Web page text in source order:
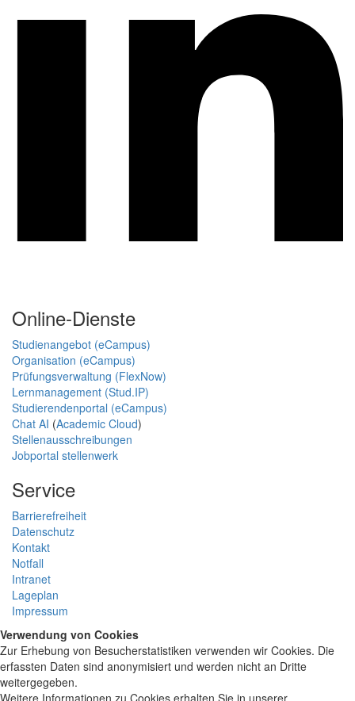
Online-Dienste
Studienangebot (eCampus)
Organisation (eCampus)
Prüfungsverwaltung (FlexNow)
Lernmanagement (Stud.IP)
Studierendenportal (eCampus)
Chat AI (Academic Cloud)
Stellenausschreibungen
Jobportal stellenwerk
Service
Barrierefreiheit
Datenschutz
Kontakt
Notfall
Intranet
Lageplan
Impressum
Verwendung von Cookies
Zur Erhebung von Besucherstatistiken verwenden wir Cookies. Die
erfassten Daten sind anonymisiert und werden nicht an Dritte
weitergegeben.
Weitere Informationen zu Cookies erhalten Sie in unserer